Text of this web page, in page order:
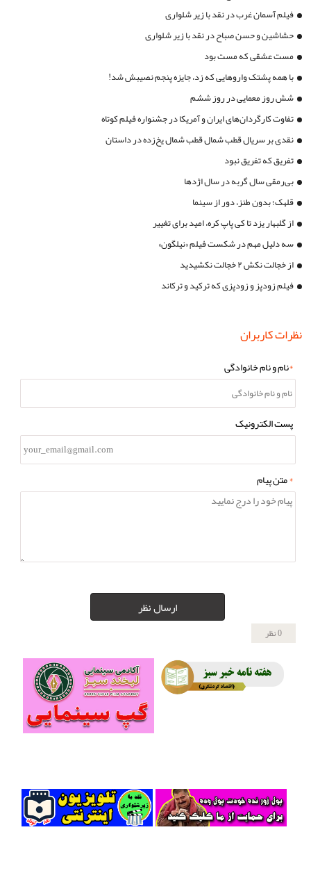
فیلم آسمان غرب در نقد با زیر شلواری
حشاشین و حسن صباح در نقد با زیر شلواری
مست عشقی که مست بود
با همه پشتک واروهایی که زد، جایزه پنجم نصیبش شد!
شش روز معمایی در روز ششم
تفاوت کارگردان‌های ایران و آمریکا در جشنواره فیلم کوتاه
نقدی بر سریال قطب شمال قطب شمال یخ‌زده در داستان
تفریق که تفریق نبود
بی‌رمقی سال گربه در سال اژدها
قلهک؛ بدون طنز، دور از سینما
از گلبهار یزد تا کی پاپ کره، امید برای تغییر
سه دلیل مهم در شکست فیلم «نیلگون»
از خجالت نکش ۲ خجالت نکشیدید
فیلم زودپز و زودپزی که ترکید و ترکاند
نظرات کاربران
*نام و نام خانوادگی
پست الکترونیک
*متن پیام
ارسال نظر
0 نظر